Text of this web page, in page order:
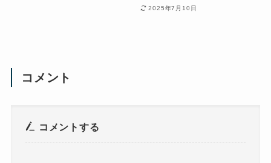
2025年7月10日
コメント
コメントする